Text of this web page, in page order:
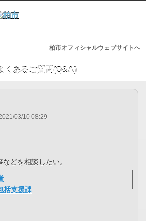
柏市オフィシャルウェブサイトへ
03/10 08:29
どを相談したい。
括支援課